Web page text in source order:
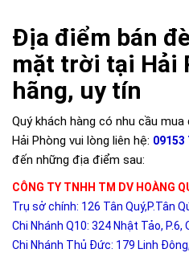
Địa điểm bán
mặt trời tại Hải
hãng, uy tín
Quý khách hàng có nhu cầu
Hải Phòng vui lòng liên hệ: 09153
đến những địa điểm sau:
CÔNG TY TNHH TM DV HOÀNG
Trụ sở chính: 126 Tân Quý,P.Tân
Chi Nhánh Q10: 324 Nhật Tảo, P.6,
Chi Nhánh Thủ Đức: 179 Linh